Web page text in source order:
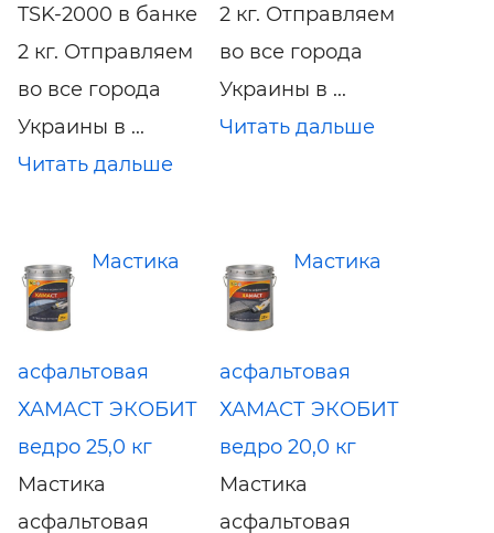
TSK-2000 в банке
2 кг. Отправляем
во все города
Украины в ...
Читать дальше
2 кг. Отправляем
во все города
Украины в ...
Читать дальше
Мастика
асфальтовая
ХАМАСТ ЭКОБИТ
ведро 25,0 кг
Мастика
асфальтовая
Мастика
асфальтовая
ХАМАСТ ЭКОБИТ
ведро 20,0 кг
Мастика
асфальтовая